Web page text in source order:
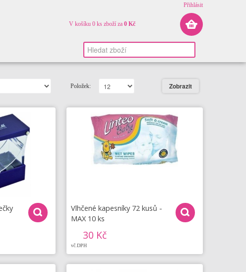
Přihlásit
V košíku 0 ks zboží za 0 Kč
Položek:
Vlhčené kapesníky 72 kusů -
MAX 10 ks
30 Kč
vč.DPH